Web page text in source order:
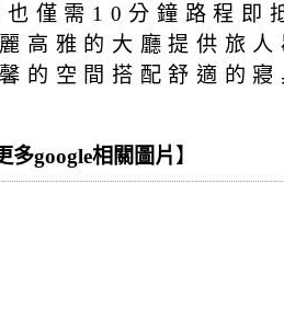
僅需10分鐘路程即
高雅的大廳提供旅
的空間搭配舒適的
多google相關圖片 】